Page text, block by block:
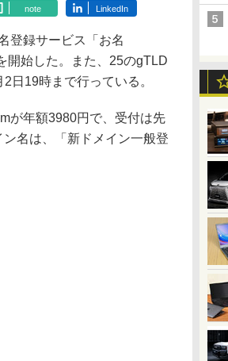
note LinkedIn
登録サービス「お名
開始した。また、25のgTLD
日19時まで行っている。
が年額3980円で、受付は先
名は、「新ドメイン一般登